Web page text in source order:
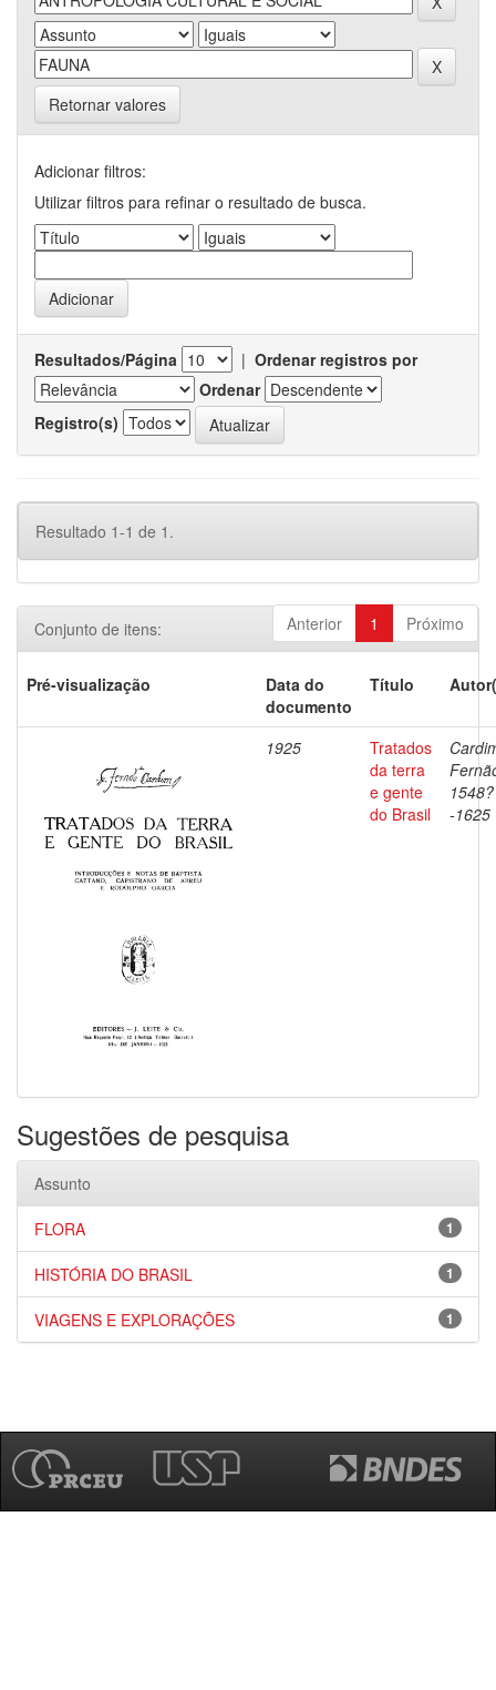
Retornar valores
Adicionar filtros:
Utilizar filtros para refinar o resultado de busca.
Resultados/Página | Ordenar registros por
Ordenar
Registro(s)
Resultado 1-1 de 1.
Anterior 1 Próximo
Conjunto de itens:
Pré-visualização
Data do
documento
Título
1925
Tratados
da terra
e gente
do Brasil
1548?
-1625
Sugestões de pesquisa
Assunto
1
FLORA
1
HISTÓRIA DO BRASIL
1
VIAGENS E EXPLORAÇÕES